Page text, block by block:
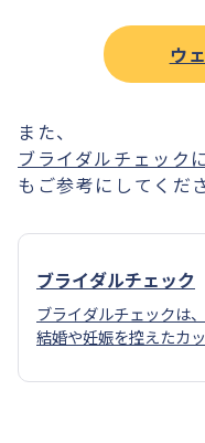
ウ
また、
ブライダルチェック
もご参考にしてくだ
ブライダルチェック
ブライダルチェックは
結婚や妊娠を控えたカ